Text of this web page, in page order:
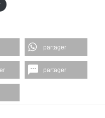
partager
partager